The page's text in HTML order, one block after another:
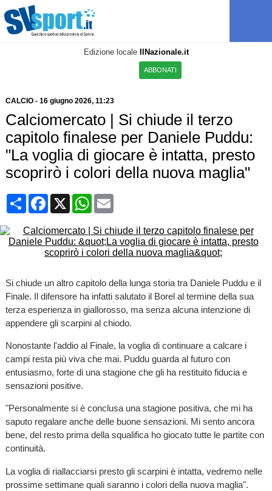
Edizione locale IlNazionale.it
ABBONATI
CALCIO- 16 giugno 2026, 11:23
Calciomercato | Si chiude il terzo
capitolo finalese per Daniele Puddu:
"La voglia di giocare è intatta, presto
scoprirò i colori della nuova maglia"
CondividiFacebook
X WhatsApp
Email
Si chiude un altro capitolo della lunga storia tra Daniele Puddu e il
Finale. Il difensore ha infatti salutato il Borel al termine della sua
terza esperienza in giallorosso, ma senza alcuna intenzione di
appendere gli scarpini al chiodo.
Nonostante l'addio al Finale, la voglia di continuare a calcare i
campi resta più viva che mai. Puddu guarda al futuro con
entusiasmo, forte di una stagione che gli ha restituito fiducia e
sensazioni positive.
"Personalmente si è conclusa una stagione positiva, che mi ha
saputo regalare anche delle buone sensazioni. Mi sento ancora
bene, del resto prima della squalifica ho giocato tutte le partite con
continuità.
La voglia di riallacciarsi presto gli scarpini è intatta, vedremo nelle
prossime settimane quali saranno i colori della nuova maglia".